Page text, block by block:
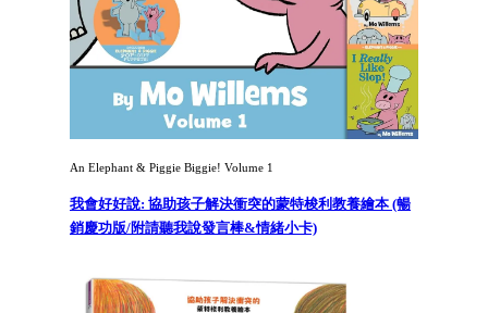
An Elephant & Piggie Biggie! Volume 1
我會好好說: 協助孩子解決衝突的蒙特梭利教養繪本 (暢
銷慶功版/附請聽我說發言棒&情緒小卡)